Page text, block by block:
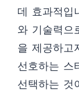
데 효과적입
와 기술력으
을 제공하고
선호하는 스
선택하는 것